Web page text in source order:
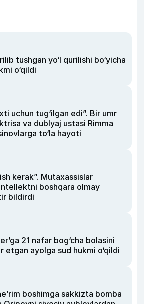
tushgan yo‘l qurilishi bo‘yicha
o‘qildi
uchun tug‘ilgan edi”. Bir umr
va dublyaj ustasi Rimma
to‘la hayoti
kerak”. Mutaxassislar
boshqara olmay
bildirdi
21 nafar bog‘cha bolasini
etgan ayolga sud hukmi o‘qildi
boshimga sakkizta bomba